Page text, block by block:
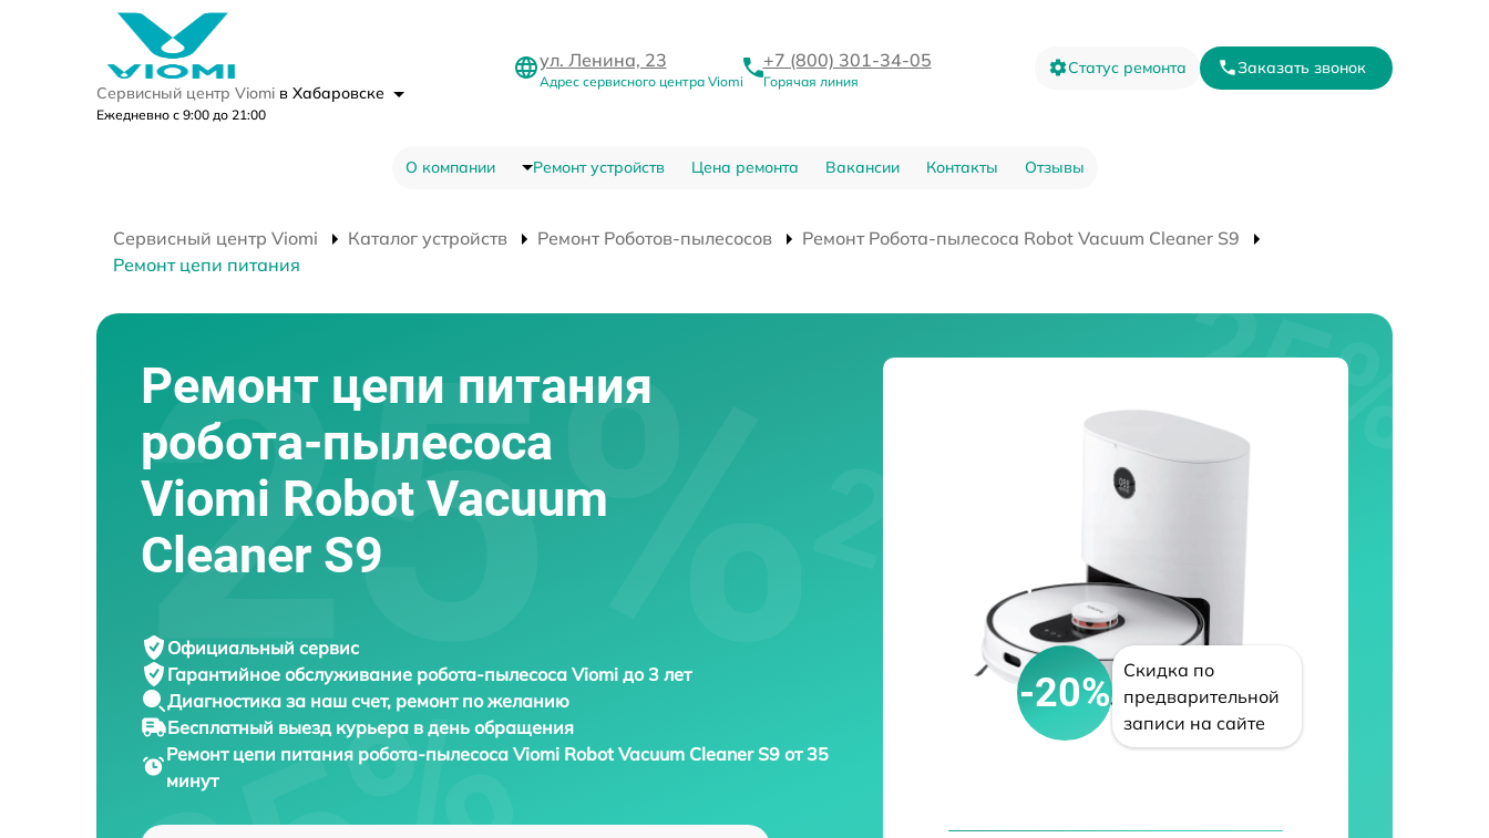
Сервисный центр Viomi в Хабаровске
Ежедневно с 9:00 до 21:00
ул. Ленина, 23
Адрес сервисного центра Viomi
+7 (800) 301-34-05
Горячая линия
Статус ремонта Заказать звонок
О компании Ремонт устройств Цена ремонта Вакансии Контакты Отзывы
Сервисный центр Viomi Каталог устройств Ремонт Роботов-пылесосов
Ремонт Робота-пылесоса Robot Vacuum Cleaner S9
Ремонт цепи питания
Ремонт цепи питания
робота-пылесоса
Viomi Robot Vacuum
Cleaner S9
Официальный сервис
Гарантийное обслуживание робота-пылесоса Viomi до 3 лет
Диагностика за наш счет, ремонт по желанию
Бесплатный выезд курьера в день обращения
Ремонт цепи питания робота-пылесоса Viomi Robot Vacuum Cleaner S9 от 35
минут
-20%
Скидка по
предварительной
записи на сайте